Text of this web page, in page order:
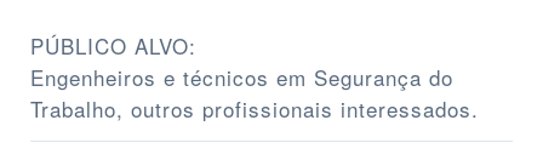
PÚBLICO ALVO:
Engenheiros e técnicos em Segurança do
Trabalho, outros profissionais interessados.